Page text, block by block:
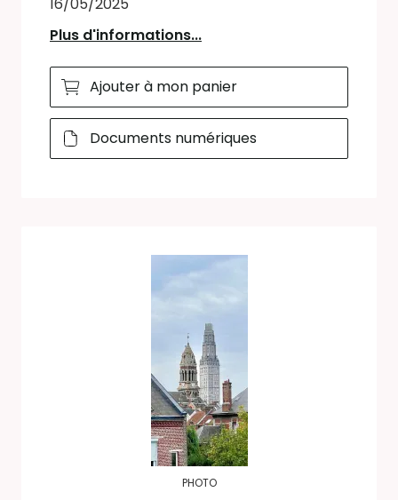
16/05/2025
Plus d'informations...
Ajouter à mon panier
Documents numériques
PHOTO